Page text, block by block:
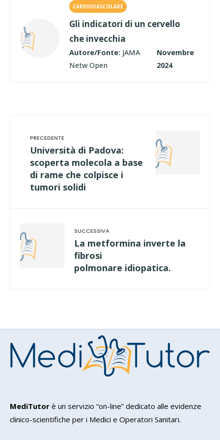
CARDIOVASCOLARE
Gli indicatori di un cervello
che invecchia
Autore/Fonte: JAMA
Netw Open
Novembre
2024
Università di Padova:
scoperta molecola a base
di rame che colpisce i
tumori solidi
La metformina inverte la
fibrosi
polmonare idiopatica.
MediTutor è un servizio “on-line” dedicato alle evidenze
clinico-scientifiche per i Medici e Operatori Sanitari.